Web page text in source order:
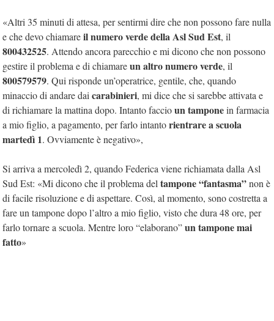
«Altri 35 minuti di attesa, per sentirmi dire che non possono fare nulla
e che devo chiamareil numero verde della Asl Sud Est, il
800432525. Attendo ancora parecchio e mi dicono che non possono
gestire il problema e di chiamareun altro numero verde, il
800579579. Qui risponde un’operatrice, gentile, che, quando
minaccio di andare dai carabinieri, mi dice che si sarebbe attivata e
di richiamare la mattina dopo. Intanto faccioun tamponein farmacia
a mio figlio, a pagamento, per farlo intantorientrare a scuola
martedì 1. Ovviamente è negativo»,
Si arriva a mercoledì 2, quando Federica viene richiamata dalla Asl
Sud Est: «Mi dicono che il problema del tampone “fantasma”non è
di facile risoluzione e di aspettare. Così, al momento, sono costretta a
fare un tampone dopo l’altro a mio figlio, visto che dura 48 ore, per
farlo tornare a scuola. Mentre loro “elaborano”un tampone mai
fatto»